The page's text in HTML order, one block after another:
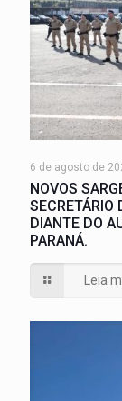
6 de agosto de
NOVOS
SECRETÁRIO
DIANTE DO
PARANÁ.
Leia